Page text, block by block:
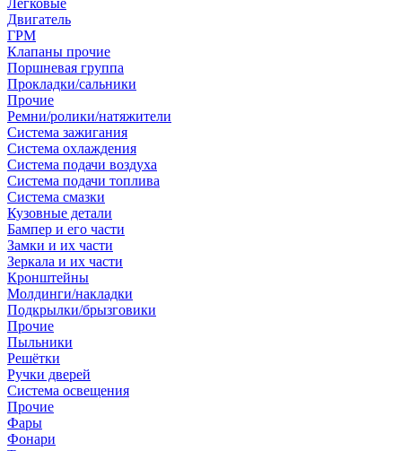
Легковые
Двигатель
ГРМ
Клапаны прочие
Поршневая группа
Прокладки/сальники
Прочие
Ремни/ролики/натяжители
Система зажигания
Система охлаждения
Система подачи воздуха
Система подачи топлива
Система смазки
Кузовные детали
Бампер и его части
Замки и их части
Зеркала и их части
Кронштейны
Молдинги/накладки
Подкрылки/брызговики
Прочие
Пыльники
Решётки
Ручки дверей
Система освещения
Прочие
Фары
Фонари